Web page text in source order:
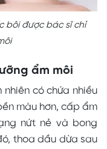
bôi được bác sĩ chỉ
ẩm môi
có chứa nhiều
màu hơn, cấp ẩm
nứt nẻ và bong
thoa dầu dừa sau